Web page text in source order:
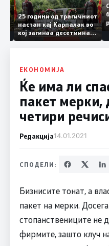
25 години од трагичниот
настан кај Карпалак во
кој загинаа десетмина
македонски бранители
ЕКОНОМИЈА
Ќе има ли
пакет мерки,
четири
Редакција14.01.2021
СПОДЕЛИ:
Бизнисите тонат, а
пакет на мерки.
стопанствениците не
фирмите, зашто клуч